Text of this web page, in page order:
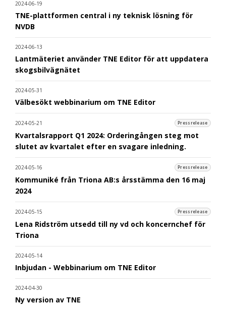
2024-06-19
TNE-plattformen central i ny teknisk lösning för
NVDB
2024-06-13
Lantmäteriet använder TNE Editor för att uppdatera
skogsbilvägnätet
2024-05-31
Välbesökt webbinarium om TNE Editor
2024-05-21 Pressrelease
Kvartalsrapport Q1 2024: Orderingången steg mot
slutet av kvartalet efter en svagare inledning.
2024-05-16 Pressrelease
Kommuniké från Triona AB:s årsstämma den 16 maj
2024
2024-05-15 Pressrelease
Lena Ridström utsedd till ny vd och koncernchef för
Triona
2024-05-14
Inbjudan - Webbinarium om TNE Editor
2024-04-30
Ny version av TNE